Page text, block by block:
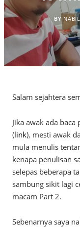
BY
Salam sejahtera
Jika awak ada
(link), mesti awak
mula menulis
kenapa penulisan
selepas beberapa
sambung sikit lagi
macam Part 2.
Sebenarnya saya